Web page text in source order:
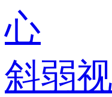
心
斜弱